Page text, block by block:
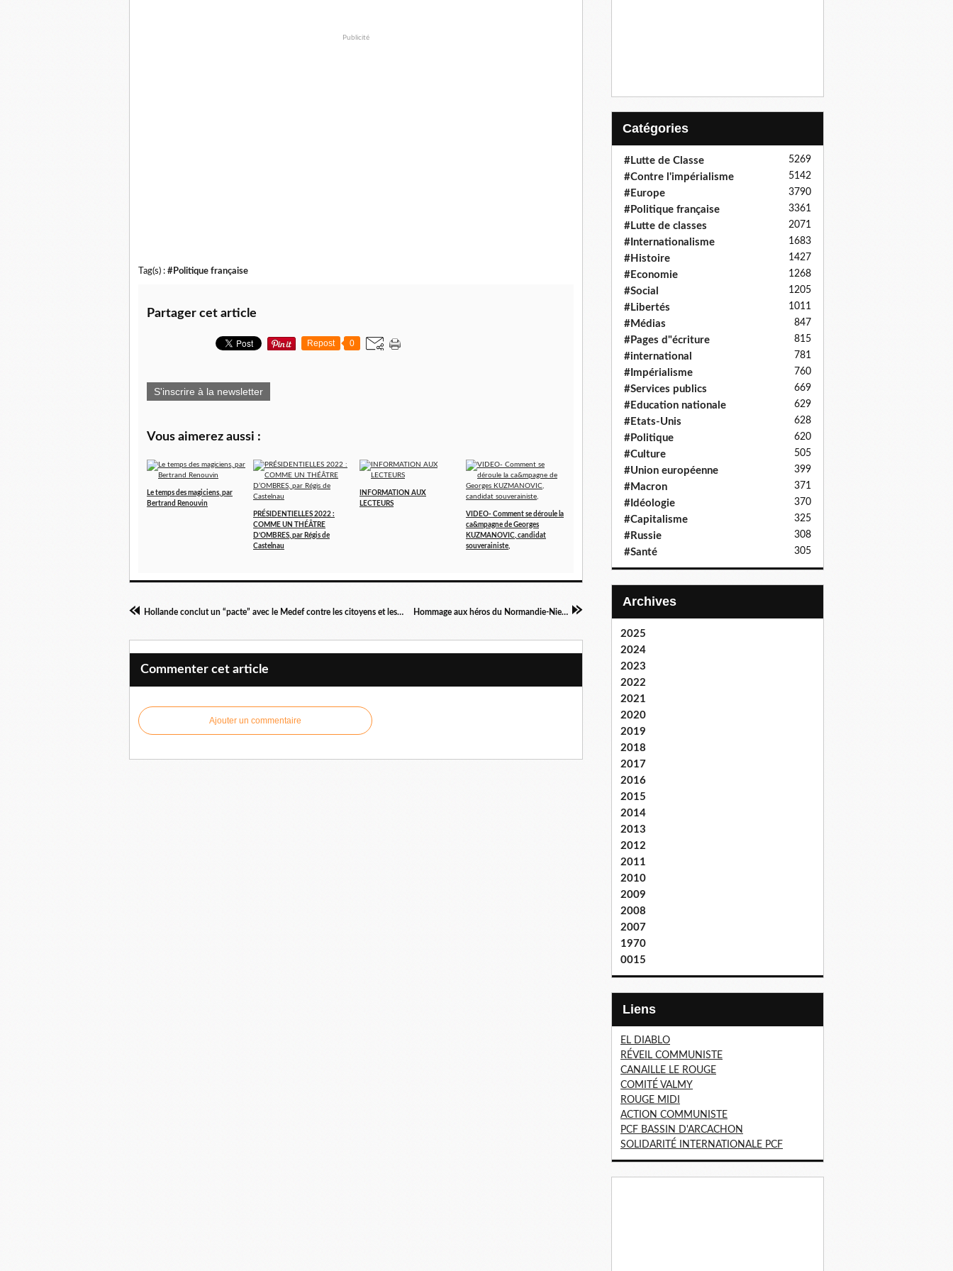
Publicité
Tag(s) : #Politique française
Partager cet article
Repost 0
S'inscrire à la newsletter
Vous aimerez aussi :
Le temps des magiciens, par
Bertrand Renouvin
PRÉSIDENTIELLES 2022 :
COMME UN THÉÂTRE
D’OMBRES, par Régis de
Castelnau
INFORMATION AUX
LECTEURS
VIDEO- Comment se déroule la
ca&mpagne de Georges
KUZMANOVIC, candidat
souverainiste,
Hollande conclut un “pacte” avec le Medef contre les citoyens et les familles Hommage aux héros du Normandie-Niemen !
Commenter cet article
Ajouter un commentaire
Catégories
#Lutte de Classe 5269
#Contre l'impérialisme 5142
#Europe 3790
#Politique française 3361
#Lutte de classes 2071
#Internationalisme 1683
#Histoire 1427
#Economie 1268
#Social 1205
#Libertés 1011
#Médias 847
#Pages d"écriture 815
#international 781
#Impérialisme 760
#Services publics 669
#Education nationale 629
#Etats-Unis 628
#Politique 620
#Culture 505
#Union européenne 399
#Macron 371
#Idéologie 370
#Capitalisme 325
#Russie 308
#Santé 305
Archives
2025
2024
2023
2022
2021
2020
2019
2018
2017
2016
2015
2014
2013
2012
2011
2010
2009
2008
2007
1970
0015
Liens
EL DIABLO
RÉVEIL COMMUNISTE
CANAILLE LE ROUGE
COMITÉ VALMY
ROUGE MIDI
ACTION COMMUNISTE
PCF BASSIN D'ARCACHON
SOLIDARITÉ INTERNATIONALE PCF